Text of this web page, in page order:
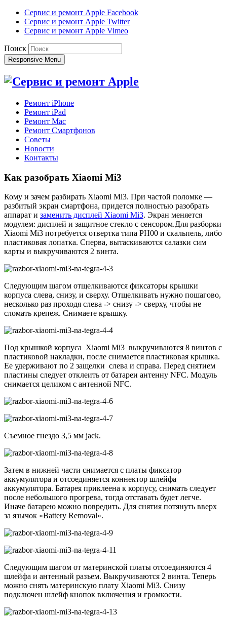
Сервис и ремонт Apple Facebook
Сервис и ремонт Apple Twitter
Сервис и ремонт Apple Vimeo
Поиск
Responsive Menu
Ремонт iPhone
Ремонт iPad
Ремонт Mac
Ремонт Смартфонов
Советы
Новости
Контакты
Как разобрать Xiaomi Mi3
Кому и зачем разбирать Xiaomi Mi3. При частой поломке —
разбитый экран смартфона, придется полностью разобрать
аппарат и заменить дисплей Xiaomi Mi3. Экран меняется
модулем: дисплей и защитное стекло с сенсором.Для разборки
Xiaomi Mi3 потребуется отвертка типа PH00 и скальпель, либо
пластиковая лопатка. Сперва, вытаскиваются салазки сим
карты и выкручиваются 2 винта.
Следующим шагом отщелкиваются фиксаторы крышки
корпуса слева, снизу, и сверху. Отщелкивать нужно пошагово,
несколько раз проходя слева -> снизу -> сверху, чтобы не
сломать крепеж. Снимаете крышку.
Под крышкой корпуса Xiaomi Mi3 выкручиваются 8 винтов с
пластиковой накладки, после снимается пластиковая крышка.
Ее удерживают по 2 защелки слева и справа. Перед снятием
пластины следует отклеить от батареи антенну NFC. Модуль
снимается целиком с антенной NFC.
Съемное гнездо 3,5 мм jack.
Затем в нижней части снимается с платы фиксатор
аккумулятора и отсоединяется коннектор шлейфа
аккумулятора. Батарея приклеена к корпусу, снимать следует
после небольшого прогрева, тогда отставать будет легче.
Иначе батарею можно повредить. Для снятия потянуть вверх
за язычок «Battery Removal».
Следующим шагом от материнской платы отсоединяются 4
шлейфа и антенный разъем. Выкручиваются 2 винта. Теперь
можно снять материнскую плату Xiaomi Mi3. Снизу
подключен шлейф кнопок включения и громкости.